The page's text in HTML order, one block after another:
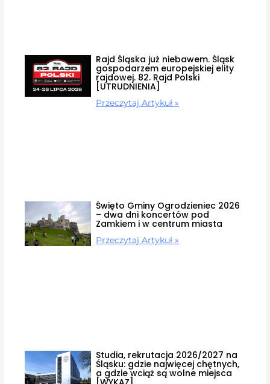
Rajd Śląska już niebawem. Śląsk
gospodarzem europejskiej elity
rajdowej. 82. Rajd Polski
[UTRUDNIENIA]
Przeczytaj Artykuł »
Święto Gminy Ogrodzieniec 2026
– dwa dni koncertów pod
Zamkiem i w centrum miasta
Przeczytaj Artykuł »
Studia, rekrutacja 2026/2027 na
Śląsku: gdzie najwięcej chętnych,
a gdzie wciąż są wolne miejsca